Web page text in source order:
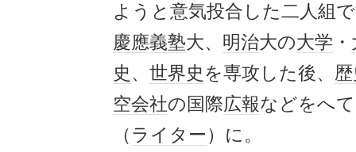
ようと意気投合した二人組
慶應義塾大、 明治大の大学 ・
史、 世界史を専攻した後、
空会社の国際広報などをへ
（ライター）に。